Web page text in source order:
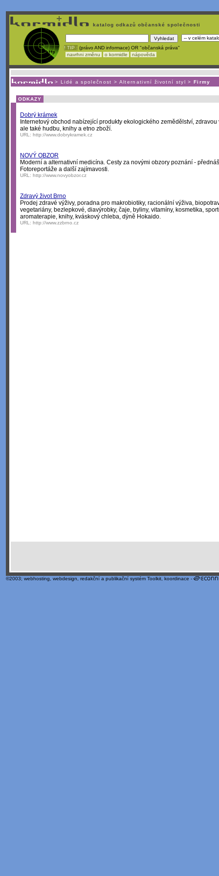
katalog odkazů občanské společnosti
! TIP : (právo AND informace) OR "občanská práva"
navrhni změnu
o kormidle nápověda
> Lidé a společnost > Alternativní životní styl >Firmy
ODKAZY
Dobrý krámek
Internetový obchod nabízející produkty ekologického zemědělství,
ale také hudbu, knihy a etno zboží.
URL: http://www.dobrykramek.cz
NOVÝ OBZOR
Moderní a alternativní medicína. Cesty za novými obzory poznání -
Fotoreportáže a další zajímavosti.
URL: http://www.novyobzor.cz
Zdravý život Brno
Prodej zdravé výživy, poradna pro makrobiotiky, racionální výživa,
vegetariány, bezlepkové, diavýrobky, čaje, byliny, vitamíny, kosmetika,
aromaterapie, knihy, kváskový chleba, dýně Hokaido.
URL: http://www.zzbrno.cz
©2003; webhosting webdesign redakční a publikační systém Toolkit , koordinace -